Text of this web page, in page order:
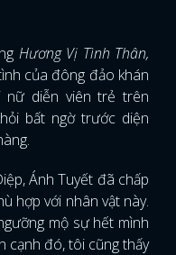
Hương Vị Tình Thân,
của đông đảo khán
nữ diễn viên trẻ trên
bất ngờ trước diện
Ánh Tuyết đã chấp
hợp với nhân vật này.
mộ sự hết mình
cạnh đó, tôi cũng thấy